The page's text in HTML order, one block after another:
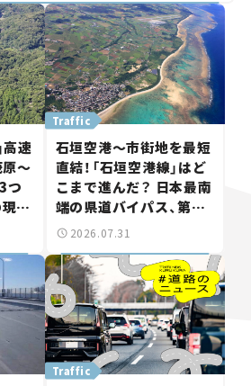
高速
～
つ
検
Traffic
石垣空港～市街地を最短
直結！「石垣空港線」はど
こまで進んだ？ 日本最南
端の県道バイパス、第2
工区も延伸開通 【いま気
2026.07.31
Traffic